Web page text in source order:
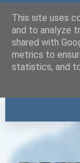
This site uses
and to analyze
shared with
metrics to
statistics, and